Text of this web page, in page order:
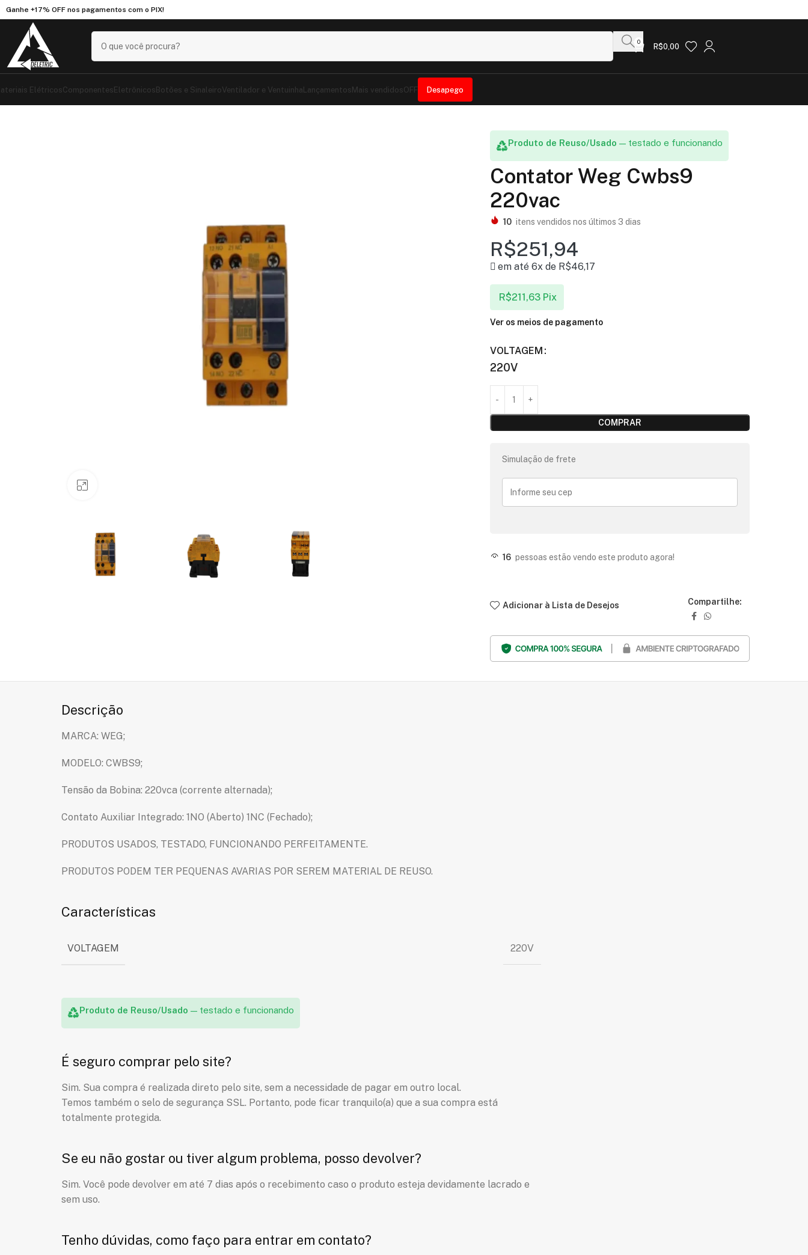
Ganhe +17% OFF nos pagamentos com o PIX!
0 R$0,00
ElétricosComponentesEletrônicosBotões e SinaleiroVentilador e VentuinhaLançamentosMais vendidosOFF Desapego
Produto de Reuso/Usado — testado e funcionando
Contator Weg Cwbs9
220vac
10 itens vendidos nos últimos 3 dias
R$251,94
em até 6x de R$46,17
R$211,63 Pix
Ver os meios de pagamento
VOLTAGEM
220V
COMPRAR
Simulação de frete
16 pessoas estão vendo este produto agora!
Adicionar à Lista de Desejos Compartilhe:
Descrição
MARCA: WEG;
MODELO: CWBS9;
Tensão da Bobina: 220vca (corrente alternada);
Contato Auxiliar Integrado: 1NO (Aberto) 1NC (Fechado);
PRODUTOS USADOS, TESTADO, FUNCIONANDO PERFEITAMENTE.
PRODUTOS PODEM TER PEQUENAS AVARIAS POR SEREM MATERIAL DE REUSO.
Características
VOLTAGEM 220V
Produto de Reuso/Usado — testado e funcionando
É seguro comprar pelo site?
Sim. Sua compra é realizada direto pelo site, sem a necessidade de pagar em outro local.
Temos também o selo de segurança SSL. Portanto, pode ficar tranquilo(a) que a sua compra está
totalmente protegida.
Se eu não gostar ou tiver algum problema, posso devolver?
Sim. Você pode devolver em até 7 dias após o recebimento caso o produto esteja devidamente lacrado e
sem uso.
Tenho dúvidas, como faço para entrar em contato?